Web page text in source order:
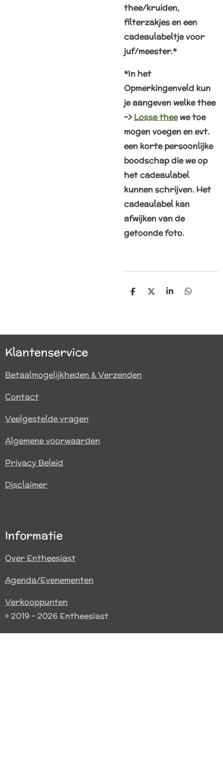
thee/kruiden,
filterzakjes en een
cadeaulabeltje voor
juf/meester.*
*In het
Opmerkingenveld kun
je aangeven welke thee
->Losse theewe toe
mogen voegen en evt.
een korte persoonlijke
boodschap die we op
het cadeaulabel
kunnen schrijven. Het
cadeaulabel kan
afwijken van de
getoonde foto.
D
D
S
D
Klantenservice
Betaalmogelijkheden & Verzenden
Contact
Veelgestelde vragen
Algemene voorwaarden
Privacy Beleid
Disclaimer
Informatie
Over Entheesiast
Agenda/Evenementen
Verkooppunten
© 2019 - 2026 Entheesiast